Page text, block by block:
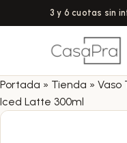
3 y 6 cuotas sin
Portada » Tienda » Vaso
Iced Latte 300ml